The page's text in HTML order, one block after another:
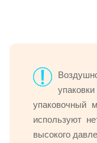
упаковочный
используют
высокого